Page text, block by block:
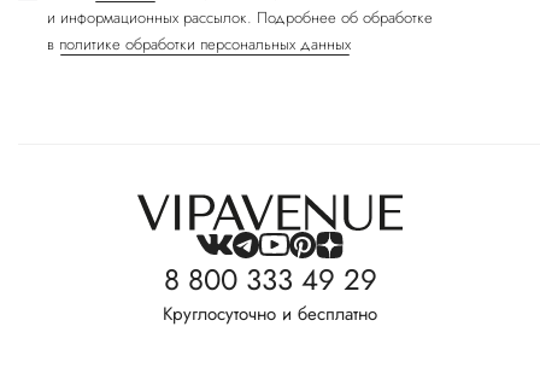
и информационных рассылок. Подробнее об обработке
в политике обработки персональных данных
8 800 333 49 29
Круглосуточно и бесплатно